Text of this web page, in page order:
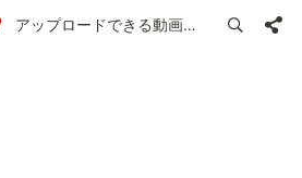
アップロードできる動画の形式は何ですか？